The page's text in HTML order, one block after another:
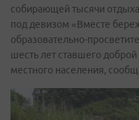
собирающей тысячи
под девизом «Вместе
образовательно-
шесть лет ставшего
местного населения,